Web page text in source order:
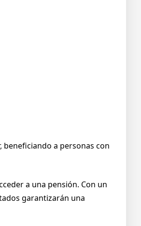
a personas con
a una pensión. Con un
garantizarán una